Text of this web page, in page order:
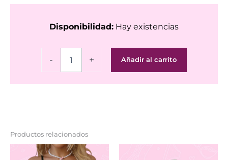
Disponibilidad: Hay existencias
-
Love
cantidad
+ Añadir al carrito
Productos relacionados